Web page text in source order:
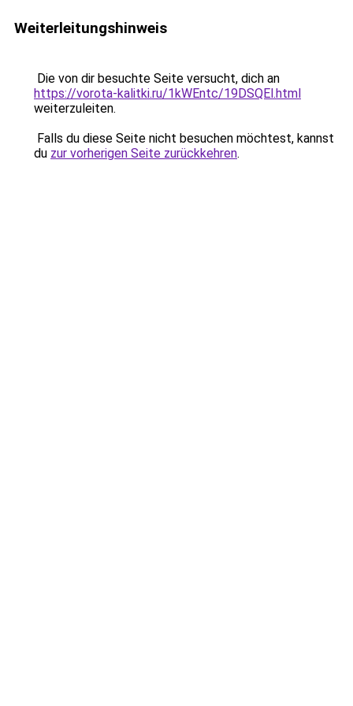
Weiterleitungshinweis
Die von dir besuchte Seite versucht, dich an
https://vorota-kalitki.ru/1kWEntc/19DSQEl.html
weiterzuleiten.
Falls du diese Seite nicht besuchen möchtest, kannst
du zur vorherigen Seite zurückkehren.